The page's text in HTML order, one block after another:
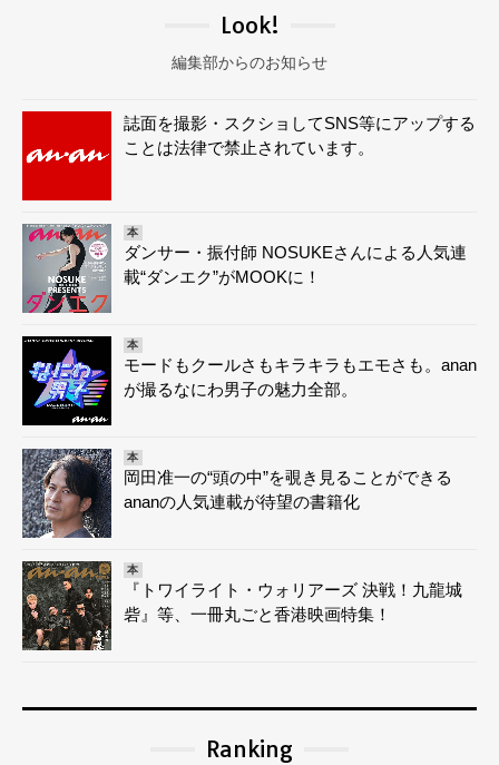
Look!
編集部からのお知らせ
誌面を撮影・スクショしてSNS等にアップする
ことは法律で禁止されています。
本
ダンサー・振付師 NOSUKEさんによる人気連
載“ダンエク”がMOOKに！
本
モードもクールさもキラキラもエモさも。anan
が撮るなにわ男子の魅力全部。
本
岡田准一の“頭の中”を覗き見ることができる
ananの人気連載が待望の書籍化
本
『トワイライト・ウォリアーズ 決戦！九龍城
砦』等、一冊丸ごと香港映画特集！
Ranking